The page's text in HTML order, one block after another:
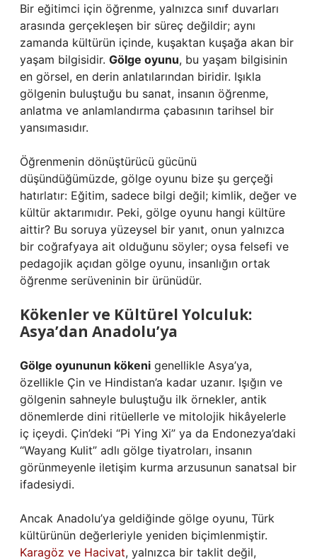
Bir eğitimci için öğrenme, yalnızca sınıf duvarları
arasında gerçekleşen bir süreç değildir; aynı
zamanda kültürün içinde, kuşaktan kuşağa akan bir
yaşam bilgisidir. Gölge oyunu, bu yaşam bilgisinin
en görsel, en derin anlatılarından biridir. Işıkla
gölgenin buluştuğu bu sanat, insanın öğrenme,
anlatma ve anlamlandırma çabasının tarihsel bir
yansımasıdır.
Öğrenmenin dönüştürücü gücünü
düşündüğümüzde, gölge oyunu bize şu gerçeği
hatırlatır: Eğitim, sadece bilgi değil; kimlik, değer ve
kültür aktarımıdır. Peki, gölge oyunu hangi kültüre
aittir? Bu soruya yüzeysel bir yanıt, onun yalnızca
bir coğrafyaya ait olduğunu söyler; oysa felsefi ve
pedagojik açıdan gölge oyunu, insanlığın ortak
öğrenme serüveninin bir ürünüdür.
Kökenler ve Kültürel Yolculuk:
Asya’dan Anadolu’ya
Gölge oyununun kökeni genellikle Asya’ya,
özellikle Çin ve Hindistan’a kadar uzanır. Işığın ve
gölgenin sahneyle buluştuğu ilk örnekler, antik
dönemlerde dini ritüellerle ve mitolojik hikâyelerle
iç içeydi. Çin’deki “Pi Ying Xi” ya da Endonezya’daki
“Wayang Kulit” adlı gölge tiyatroları, insanın
görünmeyenle iletişim kurma arzusunun sanatsal bir
ifadesiydi.
Ancak Anadolu’ya geldiğinde gölge oyunu, Türk
kültürünün değerleriyle yeniden biçimlenmiştir.
Karagöz ve Hacivat, yalnızca bir taklit değil,